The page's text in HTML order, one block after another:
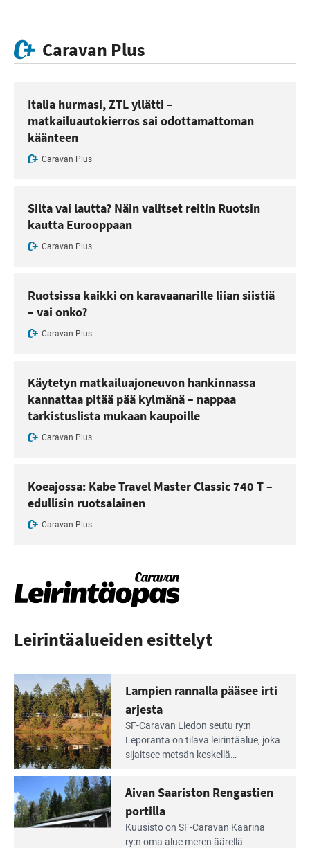
Caravan Plus
Italia hurmasi, ZTL yllätti –
matkailuautokierros sai odottamattoman
käänteen
Caravan Plus
Silta vai lautta? Näin valitset reitin Ruotsin
kautta Eurooppaan
Caravan Plus
Ruotsissa kaikki on karavaanarille liian siistiä
– vai onko?
Caravan Plus
Käytetyn matkailuajoneuvon hankinnassa
kannattaa pitää pää kylmänä – nappaa
tarkistuslista mukaan kaupoille
Caravan Plus
Koeajossa: Kabe Travel Master Classic 740 T –
edullisin ruotsalainen
Caravan Plus
Leirintäalueiden esittelyt
Lue
Leirintäoppaan
artikkeli:
Lampien
rannalla
pääsee
irti
arjesta
Lampien rannalla pääsee irti
arjesta
SF-Caravan Liedon seutu ry:n
Leporanta on tilava leirintäalue, joka
sijaitsee metsän kes­kellä
tarjoaa ympäris­töineen kauniit
maisemat ja loistavat virkistäytymis­
mahdollisuudet.
Lue
Aivan Saariston Rengastien
portilla
Kuusisto on SF-Caravan Kaarina
ry:n oma alue meren äärellä